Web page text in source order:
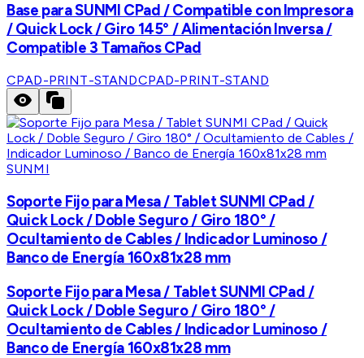
Base para SUNMI CPad / Compatible con Impresora
/ Quick Lock / Giro 145° / Alimentación Inversa /
Compatible 3 Tamaños CPad
CPAD-PRINT-STANDCPAD-PRINT-STAND
SUNMI
Soporte Fijo para Mesa / Tablet SUNMI CPad /
Quick Lock / Doble Seguro / Giro 180° /
Ocultamiento de Cables / Indicador Luminoso /
Banco de Energía 160x81x28 mm
Soporte Fijo para Mesa / Tablet SUNMI CPad /
Quick Lock / Doble Seguro / Giro 180° /
Ocultamiento de Cables / Indicador Luminoso /
Banco de Energía 160x81x28 mm